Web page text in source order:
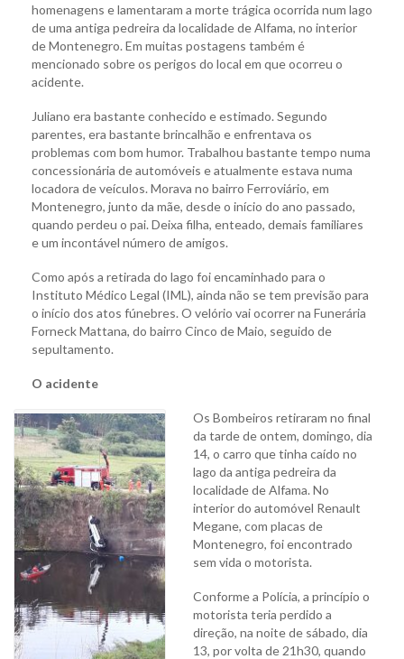
homenagens e lamentaram a morte trágica ocorrida num lago
de uma antiga pedreira da localidade de Alfama, no interior
de Montenegro. Em muitas postagens também é
mencionado sobre os perigos do local em que ocorreu o
acidente.
Juliano era bastante conhecido e estimado. Segundo
parentes, era bastante brincalhão e enfrentava os
problemas com bom humor. Trabalhou bastante tempo numa
concessionária de automóveis e atualmente estava numa
locadora de veículos. Morava no bairro Ferroviário, em
Montenegro, junto da mãe, desde o início do ano passado,
quando perdeu o pai. Deixa filha, enteado, demais familiares
e um incontável número de amigos.
Como após a retirada do lago foi encaminhado para o
Instituto Médico Legal (IML), ainda não se tem previsão para
o início dos atos fúnebres. O velório vai ocorrer na Funerária
Forneck Mattana, do bairro Cinco de Maio, seguido de
sepultamento.
O acidente
Os Bombeiros retiraram no final
da tarde de ontem, domingo, dia
14, o carro que tinha caído no
lago da antiga pedreira da
localidade de Alfama. No
interior do automóvel Renault
Megane, com placas de
Montenegro, foi encontrado
sem vida o motorista.
Conforme a Polícia, a princípio o
motorista teria perdido a
direção, na noite de sábado, dia
13, por volta de 21h30, quando